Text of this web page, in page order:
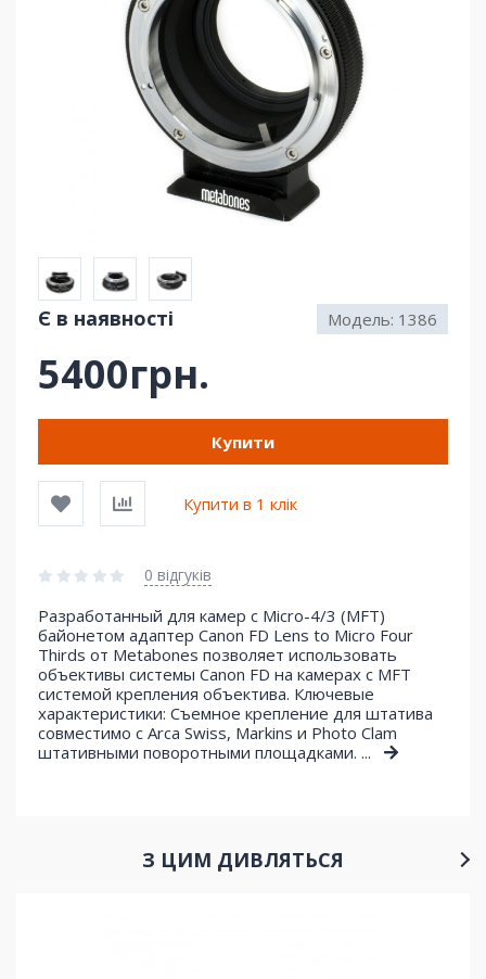
Є в наявності Модель: 1386
5400грн.
Купити
Купити в 1 клік
0 відгуків
Разработанный для камер с Micro-4/3 (MFT)
байонетом адаптер Canon FD Lens to Micro Four
Thirds от Metabones позволяет использовать
объективы системы Canon FD на камерах с MFT
системой крепления объектива. Ключевые
характеристики: Съемное крепление для штатива
совместимо с Arca Swiss, Markins и Photo Clam
штативными поворотными площадками. ...
З ЦИМ ДИВЛЯТЬСЯ